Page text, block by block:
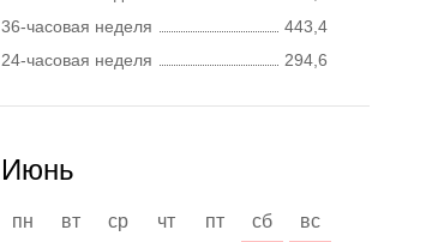
36-часовая неделя
443,4
24-часовая неделя
294,6
Июнь
пн вт ср чт пт сб
вс